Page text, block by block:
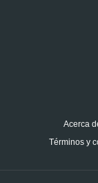
Acerca
Términos y